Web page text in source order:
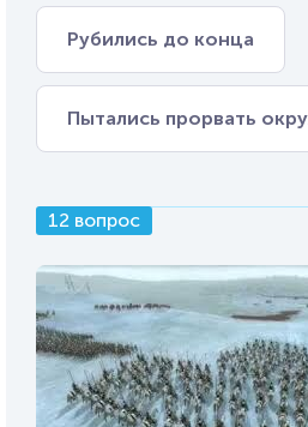
Рубились до конца
Пытались прорвать
12 вопрос